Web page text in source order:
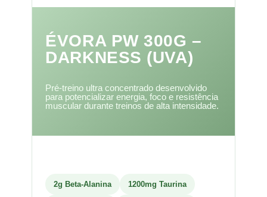
ÉVORA PW 300G –
DARKNESS (UVA)
Pré-treino ultra concentrado desenvolvido
para potencializar energia, foco e resistência
muscular durante treinos de alta intensidade.
2g Beta-Alanina 1200mg Taurina